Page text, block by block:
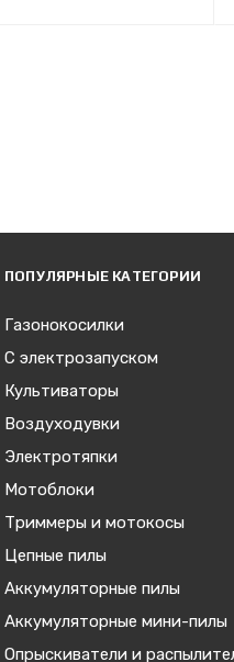
ПОПУЛЯРНЫЕ КАТЕГОРИИ
Газонокосилки
С электрозапуском
Культиваторы
Воздуходувки
Электротяпки
Мотоблоки
Триммеры и мотокосы
Цепные пилы
Аккумуляторные пилы
Аккумуляторные мини-пилы
Опрыскиватели и